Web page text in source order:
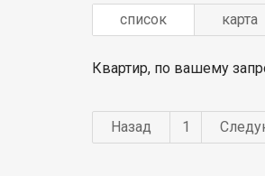
список карта
Квартир, по вашему
Назад 1